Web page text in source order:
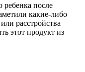
после
какие-либо
расстройства
этот продукт из